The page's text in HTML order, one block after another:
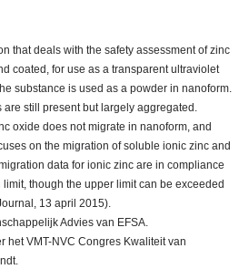
that deals with the safety assessment of zinc
coated, for use as a transparent ultraviolet
substance is used as a powder in nanoform.
are still present but largely aggregated.
oxide does not migrate in nanoform, and
on the migration of soluble ionic zinc and
data for ionic zinc are in compliance
though the upper limit can be exceeded
13 april 2015).
Advies van EFSA.
het VMT-NVC Congres Kwaliteit van